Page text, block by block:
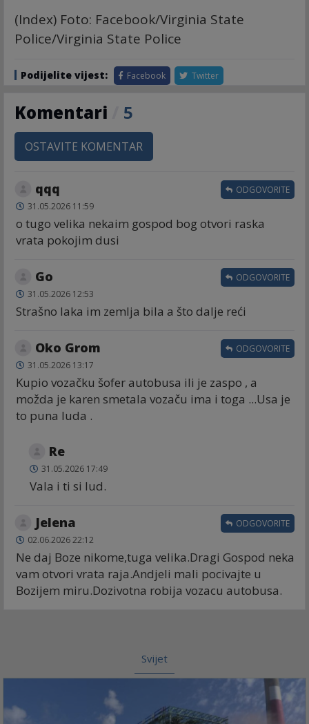
(Index) Foto: Facebook/Virginia State
Police/Virginia State Police
Podijelite vijest: Facebook Twitter
Komentari 5
OSTAVITE KOMENTAR
qqq
31.05.2026 11:59
o tugo velika nekaim gospod bog otvori raska
vrata pokojim dusi
ODGOVORITE
Go
31.05.2026 12:53
Strašno laka im zemlja bila a što dalje reći
ODGOVORITE
Oko Grom
31.05.2026 13:17
Kupio vozačku šofer autobusa ili je zaspo , a
možda je karen smetala vozaču ima i toga ...Usa je
to puna luda .
ODGOVORITE
Re
31.05.2026 17:49
Vala i ti si lud.
Jelena
02.06.2026 22:12
Ne daj Boze nikome,tuga velika.Dragi Gospod neka
vam otvori vrata raja.Andjeli mali pocivajte u
Bozijem miru.Dozivotna robija vozacu autobusa.
ODGOVORITE
Svijet